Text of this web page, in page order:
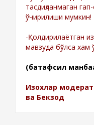
тасдиқланмаган
ўчирилиши мумкин!
-Қолдирилаётган
мавзуда бўлса хам
(батафсил
Изохлар
ва Бекзод